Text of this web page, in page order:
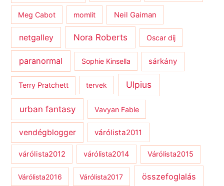
Meg Cabot momlit Neil Gaiman
netgalley Nora Roberts Oscar díj
paranormal Sophie Kinsella sárkány
Terry Pratchett tervek Ulpius
urban fantasy Vavyan Fable
vendégblogger várólista2011
várólista2012 várólista2014 Várólista2015
Várólista2016 Várólista2017 összefoglalás